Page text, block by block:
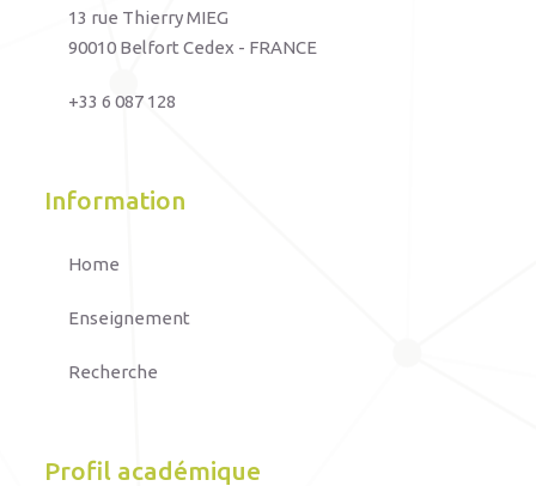
13 rue Thierry MIEG
90010 Belfort Cedex - FRANCE
+33 6 087 128
Information
Home
Enseignement
Recherche
Profil académique